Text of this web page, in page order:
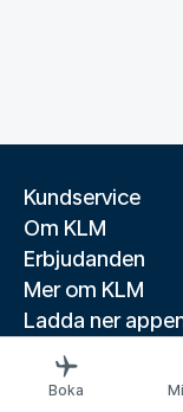
Kundservice
Om KLM
Erbjudanden
Mer om KLM
Ladda ner
Relaterade
Reseguider
Boka